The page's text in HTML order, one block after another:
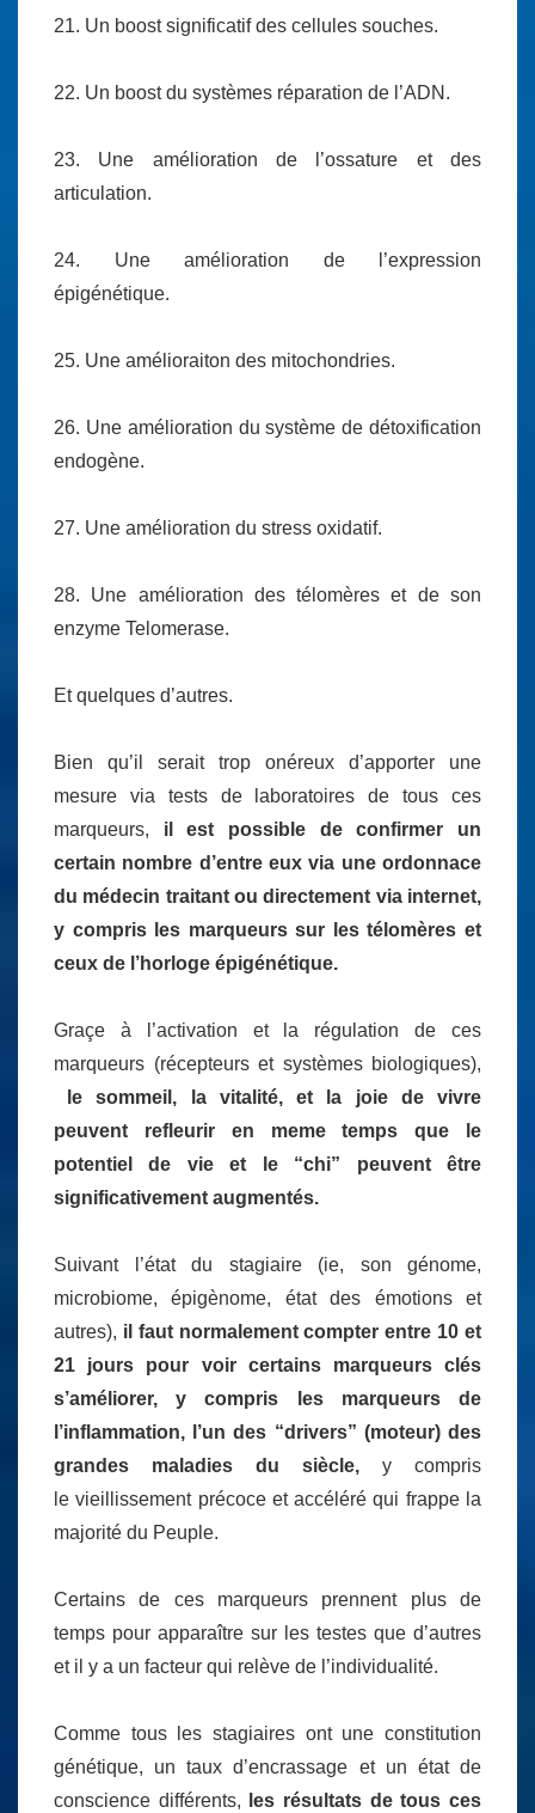
21. Un boost significatif des cellules souches.
22. Un boost du systèmes réparation de l’ADN.
23. Une amélioration de l’ossature et des
articulation.
24. Une amélioration de l’expression
épigénétique.
25. Une amélioraiton des mitochondries.
26. Une amélioration du système de détoxification
endogène.
27. Une amélioration du stress oxidatif.
28. Une amélioration des télomères et de son
enzyme Telomerase.
Et quelques d’autres.
Bien qu’il serait trop onéreux d’apporter une
mesure via tests de laboratoires de tous ces
marqueurs, il est possible de confirmer un
certain nombre d’entre eux via une ordonnace
du médecin traitant ou directement via internet,
y compris les marqueurs sur les télomères et
ceux de l’horloge épigénétique.
Graçe à l’activation et la régulation de ces
marqueurs (récepteurs et systèmes biologiques),
le sommeil, la vitalité, et la joie de vivre
peuvent refleurir en meme temps que le
potentiel de vie et le “chi” peuvent être
significativement augmentés.
Suivant l’état du stagiaire (ie, son génome,
microbiome, épigènome, état des émotions et
autres), il faut normalement compter entre 10 et
21 jours pour voir certains marqueurs clés
s’améliorer, y compris les marqueurs de
l’inflammation, l’un des “drivers” (moteur) des
grandes maladies du siècle, y compris
le vieillissement précoce et accéléré qui frappe la
majorité du Peuple.
Certains de ces marqueurs prennent plus de
temps pour apparaître sur les testes que d’autres
et il y a un facteur qui relève de l’individualité.
Comme tous les stagiaires ont une constitution
génétique, un taux d’encrassage et un état de
conscience différents,
les résultats de tous ces